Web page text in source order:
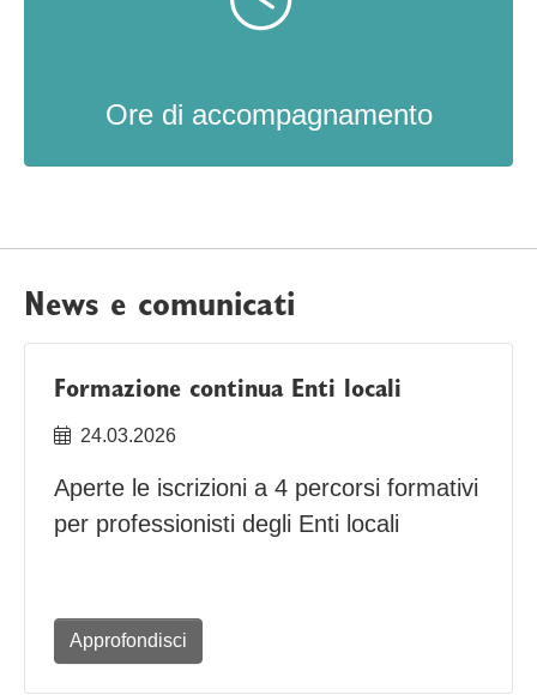
Ore di accompagnamento
News e comunicati
Formazione continua Enti locali
24.03.2026
Aperte le iscrizioni a 4 percorsi formativi
per professionisti degli Enti locali
Approfondisci